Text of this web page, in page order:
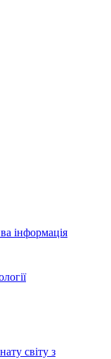
інформація
світу з